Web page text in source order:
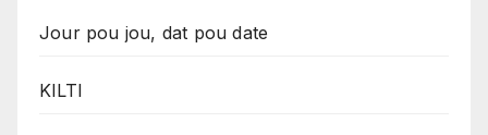
Jour pou jou, dat pou date
KILTI